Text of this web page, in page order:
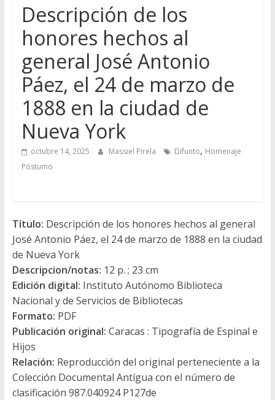
Descripción de los
honores hechos al
general José Antonio
Páez, el 24 de marzo de
1888 en la ciudad de
Nueva York
octubre 14, 2025 Massiel Pirela Difunto, Homenaje
Póstumo
Título: Descripción de los honores hechos al general
José Antonio Páez, el 24 de marzo de 1888 en la ciudad
de Nueva York
Descripcion/notas: 12 p. ; 23 cm
Edición digital: Instituto Autónomo Biblioteca
Nacional y de Servicios de Bibliotecas
Formato: PDF
Publicación original: Caracas : Tipografía de Espinal e
Hijos
Relación: Reproducción del original perteneciente a la
Colección Documental Antígua con el número de
clasificación 987.040924 P127de